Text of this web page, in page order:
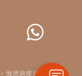
惟透過搜尋